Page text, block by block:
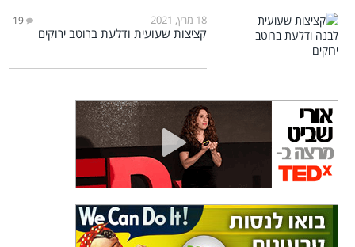
18 מרץ, 2021 19
קציצות שעועית ודלעת ברוטב ירוקים